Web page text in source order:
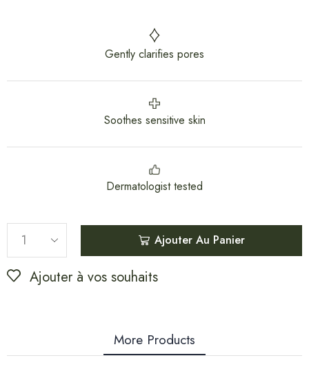
Gently clarifies pores
Soothes sensitive skin
Dermatologist tested
Ajouter Au Panier
Ajouter à vos souhaits
More Products